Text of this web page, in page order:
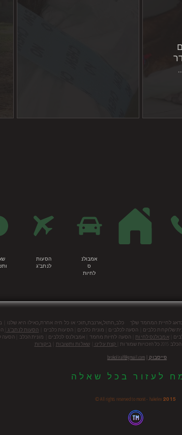
הסעות
לנתב"ג
אמבולנ
ס
לחיות
נדאג לחיית המחמד שלך כלב,חתול,ארנבת,תוכי או כל חיה אחרת,כאילו היא שלנו
שלוקחת כלבים | הסעה לכלבים | מונית כלבים | הסעות כלבים | הסעות לנתב"ג |
|אמבולנס לחיות| הסעה לחיות מחמד | אמבולנס לכלבים | מונית הכלב | הסעה
|
קצת עלינו |שאלות ותשובות
ביקורות
brokoliralf@gmail.com
פייסבוק
לעזור בכל שאלה
© All rights reserved to monit - hakelev 2015